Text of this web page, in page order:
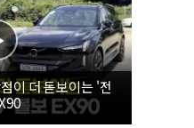
이 더 돋보이는 '전